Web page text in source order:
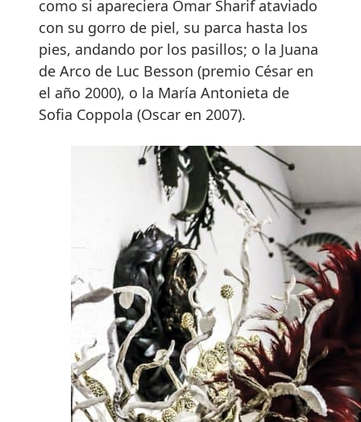
como si apareciera Omar Sharif ataviado
con su gorro de piel, su parca hasta los
pies, andando por los pasillos; o la Juana
de Arco de Luc Besson (premio César en
el año 2000), o la María Antonieta de
Sofia Coppola (Oscar en 2007).